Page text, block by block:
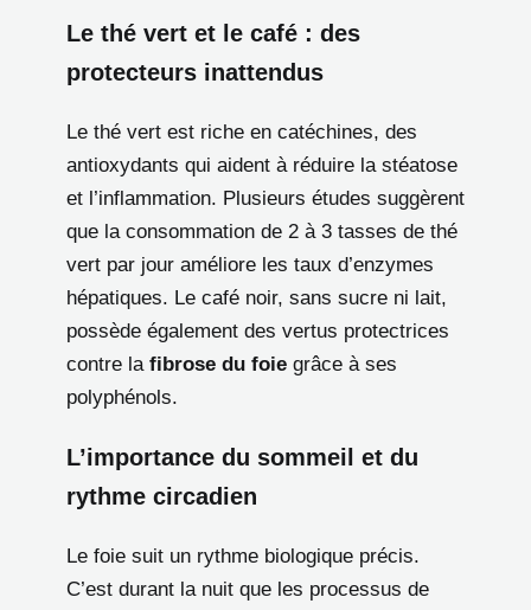
Le thé vert et le café : des
protecteurs inattendus
Le thé vert est riche en catéchines, des
antioxydants qui aident à réduire la stéatose
et l’inflammation. Plusieurs études suggèrent
que la consommation de 2 à 3 tasses de thé
vert par jour améliore les taux d’enzymes
hépatiques. Le café noir, sans sucre ni lait,
possède également des vertus protectrices
contre la fibrose du foie grâce à ses
polyphénols.
L’importance du sommeil et du
rythme circadien
Le foie suit un rythme biologique précis.
C’est durant la nuit que les processus de